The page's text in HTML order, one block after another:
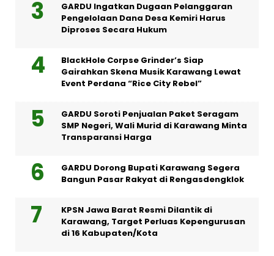
GARDU Ingatkan Dugaan Pelanggaran
Pengelolaan Dana Desa Kemiri Harus
Diproses Secara Hukum
BlackHole Corpse Grinder’s Siap
Gairahkan Skena Musik Karawang Lewat
Event Perdana “Rice City Rebel”
GARDU Soroti Penjualan Paket Seragam
SMP Negeri, Wali Murid di Karawang Minta
Transparansi Harga
GARDU Dorong Bupati Karawang Segera
Bangun Pasar Rakyat di Rengasdengklok
KPSN Jawa Barat Resmi Dilantik di
Karawang, Target Perluas Kepengurusan
di 16 Kabupaten/Kota